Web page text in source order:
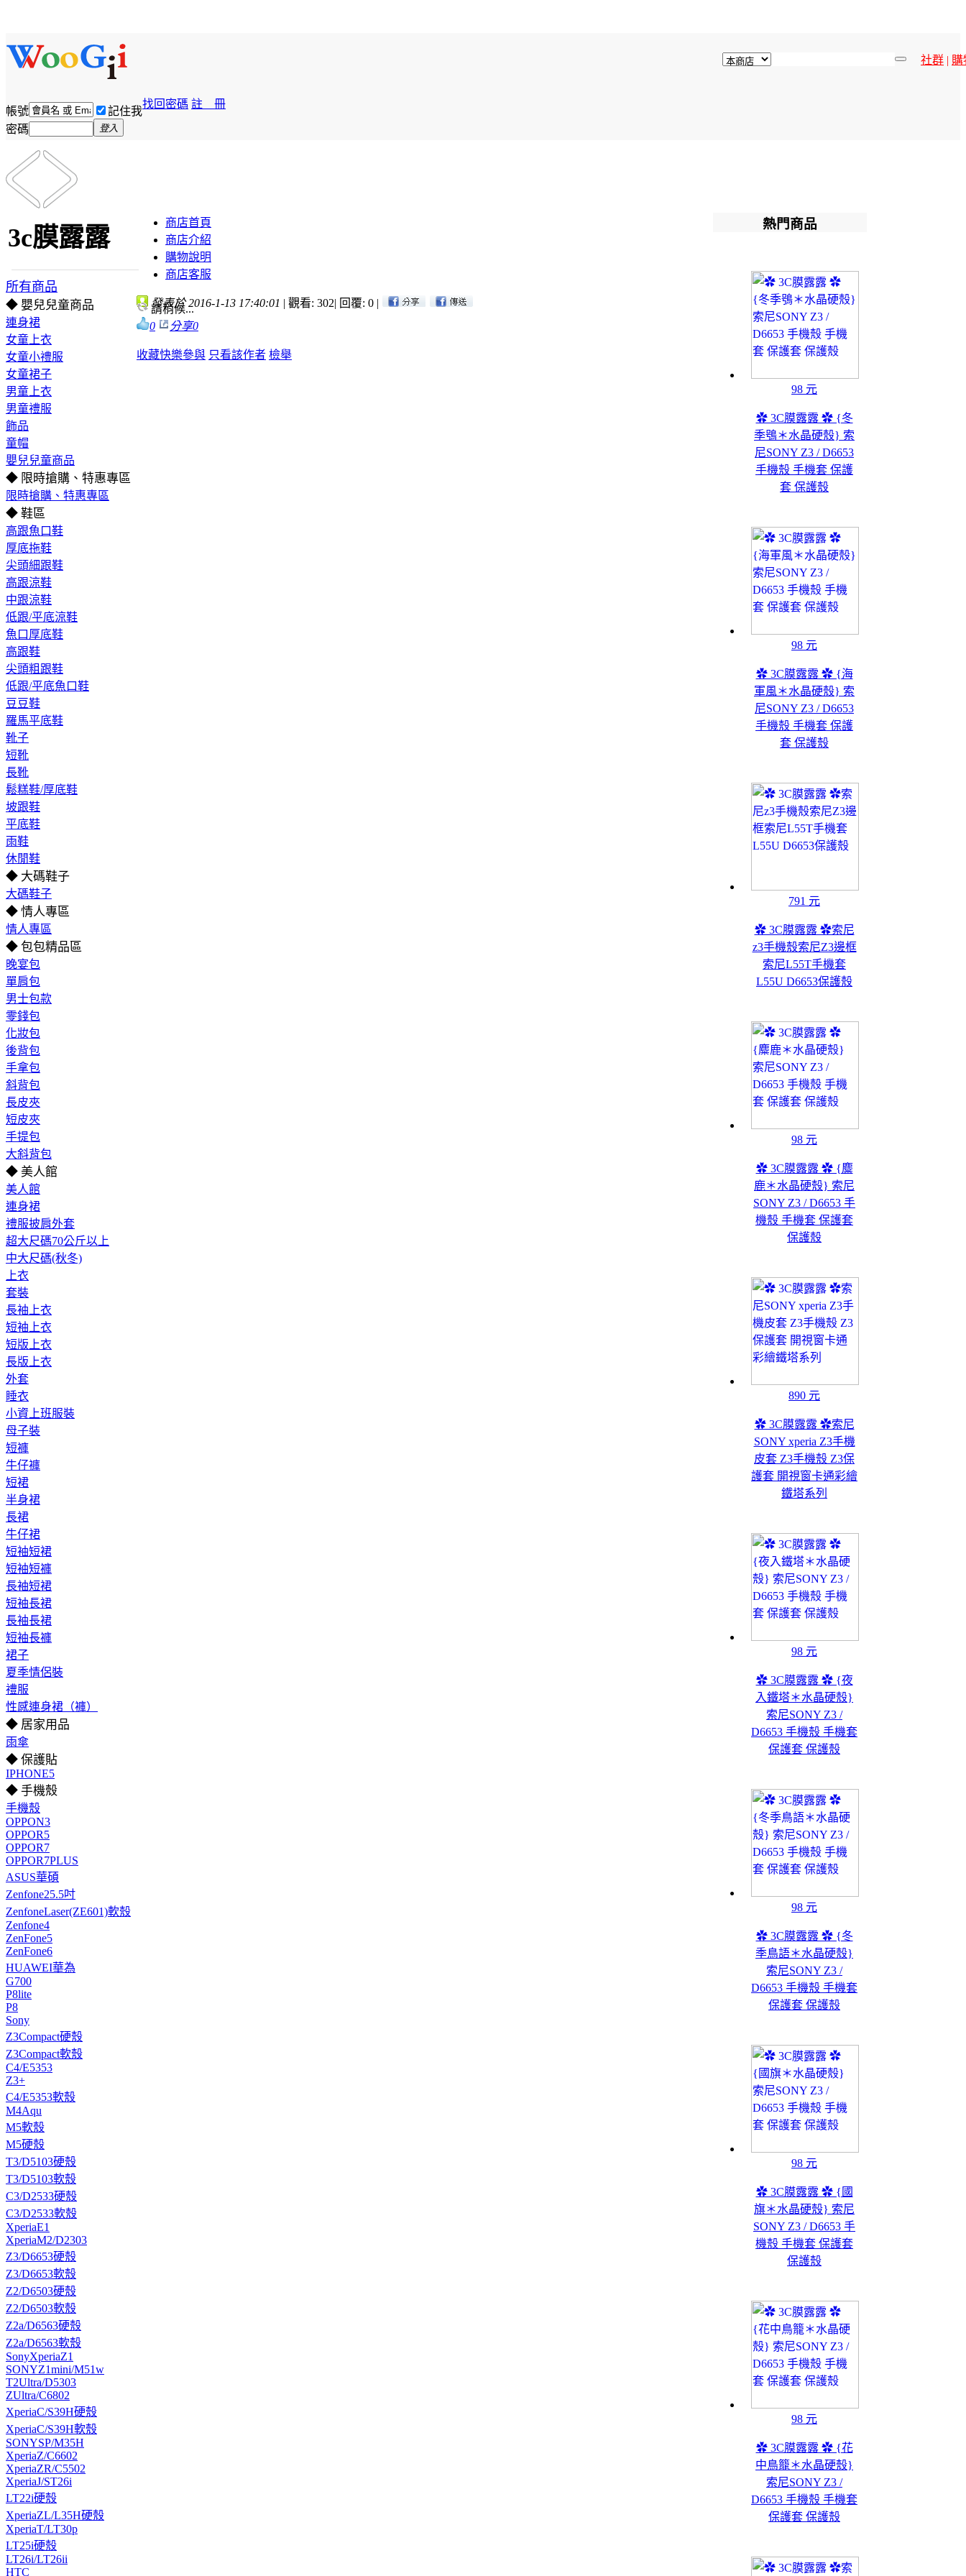
社群 | 購
帳號 記住我
找回密碼 註 冊
密碼 登入
3c膜露露
所有商品
◆ 嬰兒兒童商品
連身裙
女童上衣
女童小禮服
女童裙子
男童上衣
男童禮服
飾品
童帽
嬰兒兒童商品
◆ 限時搶購、特惠專區
限時搶購、特惠專區
◆ 鞋區
高跟魚口鞋
厚底拖鞋
尖頭細跟鞋
高跟涼鞋
中跟涼鞋
低跟/平底涼鞋
魚口厚底鞋
高跟鞋
尖頭粗跟鞋
低跟/平底魚口鞋
豆豆鞋
羅馬平底鞋
靴子
短靴
長靴
鬆糕鞋/厚底鞋
坡跟鞋
平底鞋
雨鞋
休閒鞋
◆ 大碼鞋子
大碼鞋子
◆ 情人專區
情人專區
◆ 包包精品區
晚宴包
單肩包
男士包款
零錢包
化妝包
後背包
手拿包
斜背包
長皮夾
短皮夾
手提包
大斜背包
◆ 美人館
美人館
連身裙
禮服披肩外套
超大尺碼70公斤以上
中大尺碼(秋冬)
上衣
套裝
長袖上衣
短袖上衣
短版上衣
長版上衣
外套
睡衣
小資上班服裝
母子裝
短褲
牛仔褲
短裙
半身裙
長裙
牛仔裙
短袖短裙
短袖短褲
長袖短裙
短袖長裙
長袖長裙
短袖長褲
裙子
夏季情侶裝
禮服
性感連身裙（褲）
◆ 居家用品
雨傘
◆ 保護貼
IPHONE5
◆ 手機殼
手機殼
OPPON3
OPPOR5
OPPOR7
OPPOR7PLUS
ASUS華碩
Zenfone25.5吋
ZenfoneLaser(ZE601)軟殼
Zenfone4
ZenFone5
ZenFone6
HUAWEI華為
G700
P8lite
P8
Sony
Z3Compact硬殼
Z3Compact軟殼
C4/E5353
Z3+
C4/E5353軟殼
M4Aqu
M5軟殼
M5硬殼
T3/D5103硬殼
T3/D5103軟殼
C3/D2533硬殼
C3/D2533軟殼
XperiaE1
XperiaM2/D2303
Z3/D6653硬殼
Z3/D6653軟殼
Z2/D6503硬殼
Z2/D6503軟殼
Z2a/D6563硬殼
Z2a/D6563軟殼
SonyXperiaZ1
SONYZ1mini/M51w
T2Ultra/D5303
ZUltra/C6802
XperiaC/S39H硬殼
XperiaC/S39H軟殼
SONYSP/M35H
XperiaZ/C6602
XperiaZR/C5502
XperiaJ/ST26i
LT22i硬殼
XperiaZL/L35H硬殼
XperiaT/LT30p
LT25i硬殼
LT26i/LT26ii
HTC
商店首頁
商店介紹
購物說明
商店客服
發表於 2016-1-13 17:40:01 | 觀看: 302| 回覆: 0 |
請稍候...
0
分享0
收藏快樂參與 只看該作者 檢舉
熱門商品
98 元
✿ 3C膜露露 ✿ {冬
季鴞＊水晶硬殼} 索
尼SONY Z3 / D6653
手機殼 手機套 保護
套 保護殼
98 元
✿ 3C膜露露 ✿ {海
軍風＊水晶硬殼} 索
尼SONY Z3 / D6653
手機殼 手機套 保護
套 保護殼
791 元
✿ 3C膜露露 ✿索尼
z3手機殼索尼Z3邊框
索尼L55T手機套
L55U D6653保護殼
98 元
✿ 3C膜露露 ✿ {麋
鹿＊水晶硬殼} 索尼
SONY Z3 / D6653 手
機殼 手機套 保護套
保護殼
890 元
✿ 3C膜露露 ✿索尼
SONY xperia Z3手機
皮套 Z3手機殼 Z3保
護套 開視窗卡通彩繪
鐵塔系列
98 元
✿ 3C膜露露 ✿ {夜
入鐵塔＊水晶硬殼}
索尼SONY Z3 /
D6653 手機殼 手機套
保護套 保護殼
98 元
✿ 3C膜露露 ✿ {冬
季鳥語＊水晶硬殼}
索尼SONY Z3 /
D6653 手機殼 手機套
保護套 保護殼
98 元
✿ 3C膜露露 ✿ {國
旗＊水晶硬殼} 索尼
SONY Z3 / D6653 手
機殼 手機套 保護套
保護殼
98 元
✿ 3C膜露露 ✿ {花
中鳥籠＊水晶硬殼}
索尼SONY Z3 /
D6653 手機殼 手機套
保護套 保護殼